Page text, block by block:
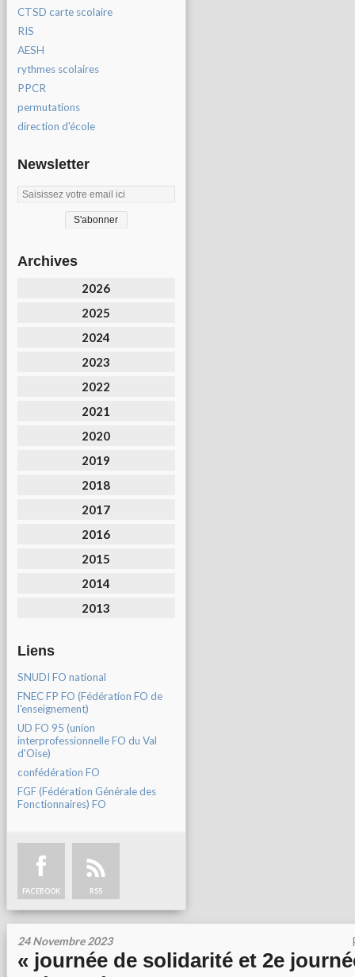
CTSD carte scolaire
RIS
AESH
rythmes scolaires
PPCR
permutations
direction d'école
Newsletter
Archives
2026
2025
2024
2023
2022
2021
2020
2019
2018
2017
2016
2015
2014
2013
Liens
SNUDI FO national
FNEC FP FO (Fédération FO de
l'enseignement)
UD FO 95 (union
interprofessionnelle FO du Val
d'Oise)
confédération FO
FGF (Fédération Générale des
Fonctionnaires) FO
FACEBOOK RSS
24 Novembre 2023
« journée de solidarité et 2e